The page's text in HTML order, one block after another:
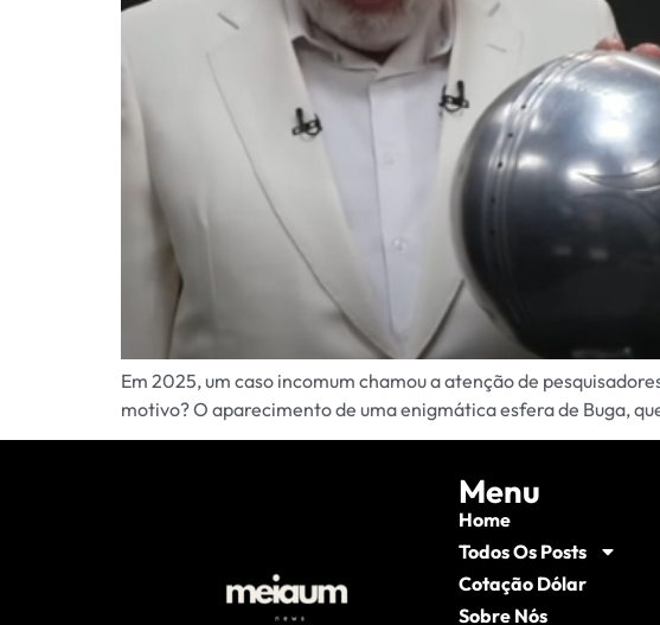
Em 2025, um caso incomum chamou a atenção de
motivo? O aparecimento de uma enigmática esfera de Buga,
Menu
Home
Todos Os Posts
Cotação Dólar
Sobre Nós